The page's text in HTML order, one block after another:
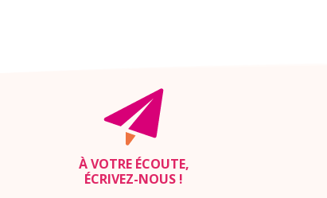
À VOTRE ÉCOUTE,
ÉCRIVEZ-NOUS !